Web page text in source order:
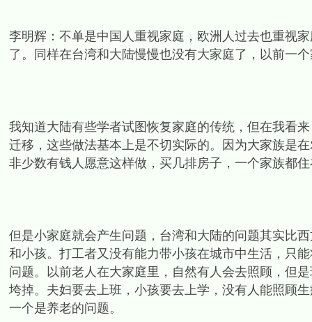
李明辉：不单是中国人重视家庭，欧洲人过去也重视
了。同样在台湾和大陆慢慢也没有大家庭了，以前一
我知道大陆有些学者试图恢复家庭的传统，但在我看
迁移，这些做法基本上是不切实际的。因为大家族是
非少数有钱人愿意这样做，买几排房子，一个家族都
但是小家庭就会产生问题，台湾和大陆的问题其实比
和小孩。打工者又没有能力带小孩在城市中生活，只
问题。以前老人在大家庭里，自然有人会去照顾，但
垮掉。夫妇要去上班，小孩要去上学，没有人能照顾
一个是养老的问题。